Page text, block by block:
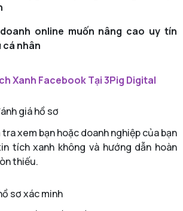
online muốn nâng cao uy tín
nhân
Xanh Facebook Tại 3Pig Digital
giá hồ sơ
xem bạn hoặc doanh nghiệp của bạn
tích xanh không và hướng dẫn hoàn
thiếu.
sơ xác minh